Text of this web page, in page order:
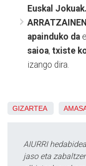
Euskal Jokuak.
ARRATZAINEN
apainduko da
saioa, txiste
izango dira.
GIZARTEA
AIURRI
jaso eta